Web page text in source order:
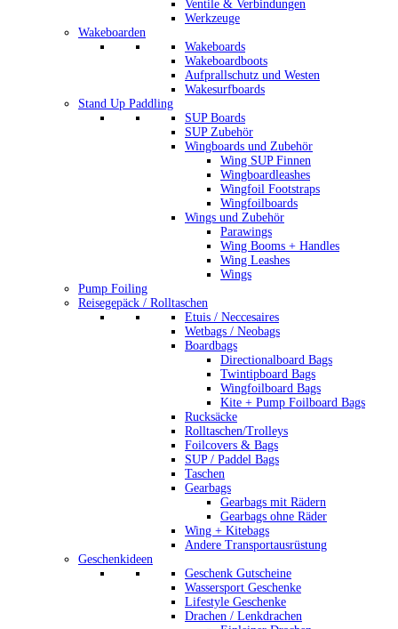
Ventile & Verbindungen
Werkzeuge
Wakeboarden
Wakeboards
Wakeboardboots
Aufprallschutz und Westen
Wakesurfboards
Stand Up Paddling
SUP Boards
SUP Zubehör
Wingboards und Zubehör
Wing SUP Finnen
Wingboardleashes
Wingfoil Footstraps
Wingfoilboards
Wings und Zubehör
Parawings
Wing Booms + Handles
Wing Leashes
Wings
Pump Foiling
Reisegepäck / Rolltaschen
Etuis / Neccesaires
Wetbags / Neobags
Boardbags
Directionalboard Bags
Twintipboard Bags
Wingfoilboard Bags
Kite + Pump Foilboard Bags
Rucksäcke
Rolltaschen/Trolleys
Foilcovers & Bags
SUP / Paddel Bags
Taschen
Gearbags
Gearbags mit Rädern
Gearbags ohne Räder
Wing + Kitebags
Andere Transportausrüstung
Geschenkideen
Geschenk Gutscheine
Wassersport Geschenke
Lifestyle Geschenke
Drachen / Lenkdrachen